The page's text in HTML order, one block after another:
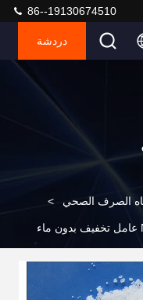
86--19130674510
دردشة
الصرف الصحي >
كريستال Na3PO4 Trisodium Phosphate عامل تخفيف بدون ماء